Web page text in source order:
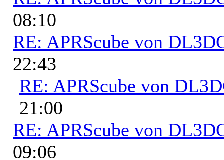
08:10
RE: APRScube von
22:43
RE: APRScube von
21:00
RE: APRScube von
09:06